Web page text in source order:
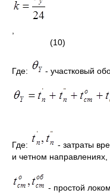
(10)
Где: - участковый
Где:
- затраты
и четном направлениях,
- простой